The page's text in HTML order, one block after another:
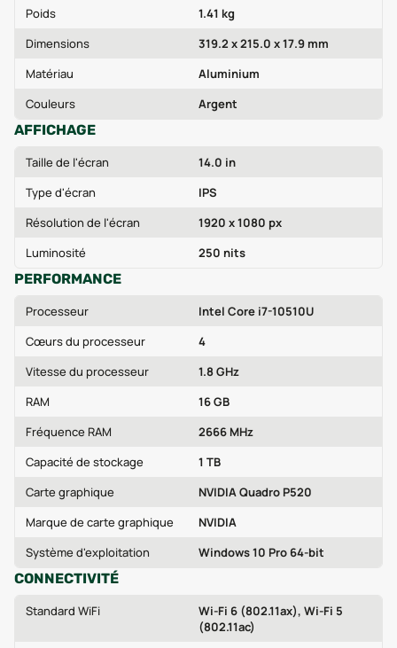
Poids
1.41 kg
Dimensions
319.2 x 215.0 x 17.9 mm
Matériau
Aluminium
Couleurs
Argent
AFFICHAGE
Taille de l'écran
14.0 in
Type d'écran
IPS
Résolution de l'écran
1920 x 1080 px
Luminosité
250 nits
PERFORMANCE
Processeur
Intel Core i7-10510U
Cœurs du processeur
4
Vitesse du processeur
1.8 GHz
RAM
16 GB
Fréquence RAM
2666 MHz
Capacité de stockage
1 TB
Carte graphique
NVIDIA Quadro P520
Marque de carte graphique
NVIDIA
Système d'exploitation
Windows 10 Pro 64-bit
CONNECTIVITÉ
Standard WiFi
Wi‑Fi 6 (802.11ax), Wi‑Fi 5
(802.11ac)